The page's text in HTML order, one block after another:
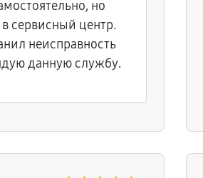
но
сервисный центр.
неисправность
данную службу.